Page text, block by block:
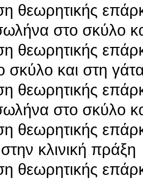
θεωρητικής
στο σκύλο
θεωρητικής
σκύλο και στη
θεωρητικής
στο σκύλο
θεωρητικής
κλινική πράξη
θεωρητικής